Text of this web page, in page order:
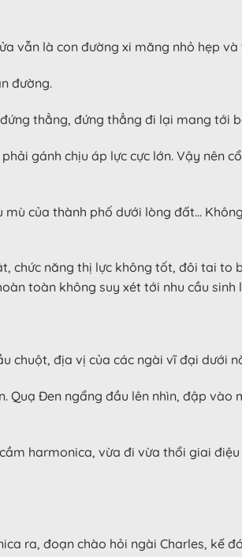
vẫn là con đường xi măng nhỏ hẹp và
đường.
thẳng, đứng thẳng đi lại mang tới
gánh chịu áp lực cực lớn. Vậy nên
của thành phố dưới lòng đất…
chức năng thị lực không tốt, đôi tai
toàn không suy xét tới nhu cầu sinh
chuột, địa vị của các ngài vĩ đại dưới
Quạ Đen ngẩng đầu lên nhìn, đập
harmonica, vừa đi vừa thổi giai
ra, đoạn chào hỏi ngài Charles, kế